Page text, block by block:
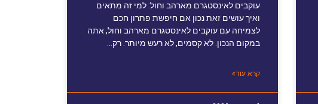
עוקבים לאינסטגרם מארהב וחול: למי זה מתאים
ואיך עושים זאת נכון אם חיפשת פתרון חכם
לצמיחה עם עוקבים לאינסטגרם מארהב וחול, אתה
במקום הנכון. לא קסמים, לא רעש מיותר. רק…
קרא עוד»